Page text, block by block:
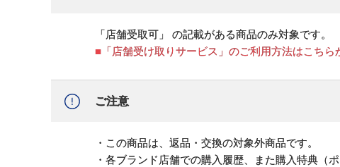
「店舗受取可」 の記載がある商品のみ対象です。
■「店舗受け取りサービス」のご利用方法はこちら
ご注意
・この商品は、返品・交換の対象外商品です。
・各ブランド店舗での購入履歴、また購入特典（